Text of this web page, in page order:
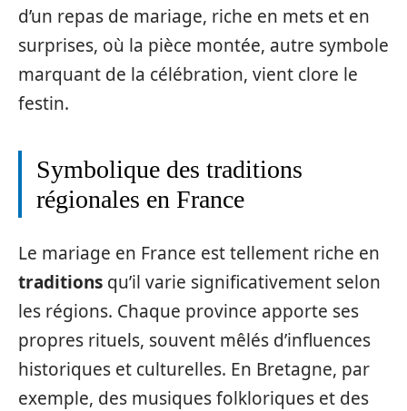
d’un repas de mariage, riche en mets et en
surprises, où la pièce montée, autre symbole
marquant de la célébration, vient clore le
festin.
Symbolique des traditions
régionales en France
Le mariage en France est tellement riche en
traditions qu’il varie significativement selon
les régions. Chaque province apporte ses
propres rituels, souvent mêlés d’influences
historiques et culturelles. En Bretagne, par
exemple, des musiques folkloriques et des